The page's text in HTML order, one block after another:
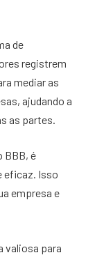
de
registrem
mediar as
ajudando a
as partes.
BBB, é
eficaz. Isso
empresa e
valiosa para